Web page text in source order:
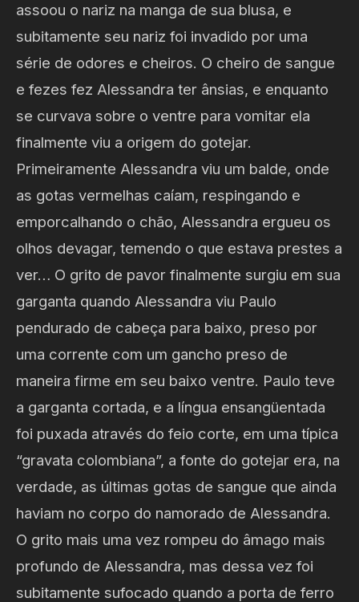
assoou o nariz na manga de sua blusa, e
subitamente seu nariz foi invadido por uma
série de odores e cheiros. O cheiro de sangue
e fezes fez Alessandra ter ânsias, e enquanto
se curvava sobre o ventre para vomitar ela
finalmente viu a origem do gotejar.
Primeiramente Alessandra viu um balde, onde
as gotas vermelhas caíam, respingando e
emporcalhando o chão, Alessandra ergueu os
olhos devagar, temendo o que estava prestes a
ver… O grito de pavor finalmente surgiu em sua
garganta quando Alessandra viu Paulo
pendurado de cabeça para baixo, preso por
uma corrente com um gancho preso de
maneira firme em seu baixo ventre. Paulo teve
a garganta cortada, e a língua ensangüentada
foi puxada através do feio corte, em uma típica
“gravata colombiana”, a fonte do gotejar era, na
verdade, as últimas gotas de sangue que ainda
haviam no corpo do namorado de Alessandra.
O grito mais uma vez rompeu do âmago mais
profundo de Alessandra, mas dessa vez foi
subitamente sufocado quando a porta de ferro